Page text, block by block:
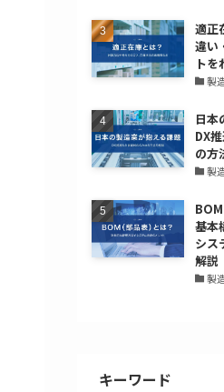
適正
違い
ト
製
日本
DX
の方
製
基本
シス
解説
製
キーワード